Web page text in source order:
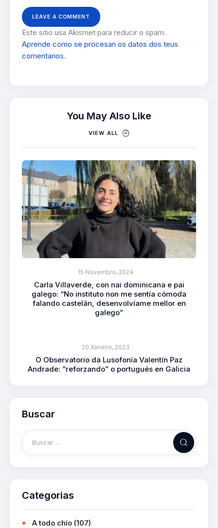
Este sitio usa Akismet para reducir o spam.
Aprende como se procesan os datos dos teus
comentarios.
You May Also Like
VIEW ALL
15 Novembro, 2024
Carla Villaverde, con nai dominicana e pai
galego: “No instituto non me sentía cómoda
falando castelán, desenvolvíame mellor en
galego”
20 Xaneiro, 2023
O Observatorio da Lusofonía Valentín Paz
Andrade: “reforzando” o portugués en Galicia
Buscar
Categorias
A todo chío (107)